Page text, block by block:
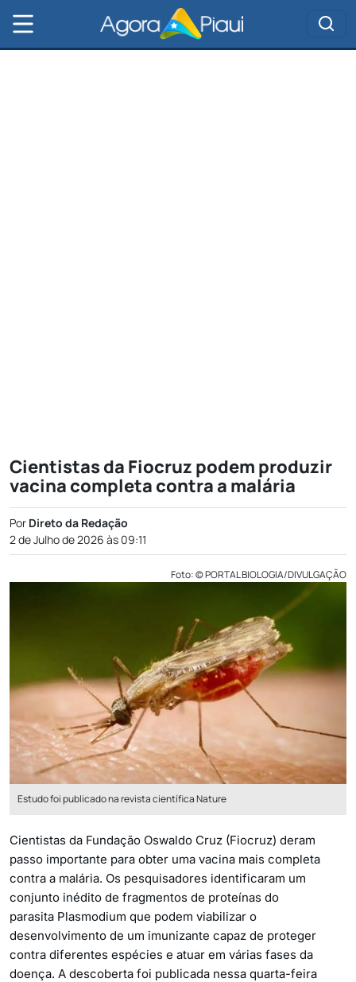
Cientistas da Fiocruz podem produzir
vacina completa contra a malária
Por Direto da Redação
2 de Julho de 2026 às 09:11
Foto: © PORTAL BIOLOGIA/DIVULGAÇÃO
Estudo foi publicado na revista científica Nature
Cientistas da Fundação Oswaldo Cruz (Fiocruz) deram
passo importante para obter uma vacina mais completa
contra a malária. Os pesquisadores identificaram um
conjunto inédito de fragmentos de proteínas do
parasita Plasmodium que podem viabilizar o
desenvolvimento de um imunizante capaz de proteger
contra diferentes espécies e atuar em várias fases da
doença. A descoberta foi publicada nessa quarta-feira